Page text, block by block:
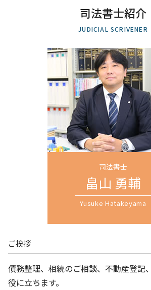
相続放棄 認められない 事例
限定承認 単純承認
定款 法務局
不動産 贈与 手続き
抵当権 抹消
不動産 売買 登記
個人再生 認可決定
債務整理 和解 成立
官報 自己破産
特定調停 裁判所
債務整理 ブラックリスト 期間
債務弁済協定 調停
任意整理 元金
司法書士 債務整理
借金 減らす 債務整理
任意整理 元本 減額
特定調停 民事再生 違い
相続登記 川口市 司法書士 相談
生前贈与 越谷市 司法書士 相談
遺言書作成 上尾市 司法書士 相談
相続登記 上尾市 司法書士 相談
遺言書作成 越谷市 司法書士 相談
任意整理 全国対応 司法書士 相談
遺言書作成 埼玉県 司法書士 相談
遺産分割協議 上尾市 司法書士 相談
不動産売買 埼玉県 司法書士 相談
商業登記 全国対応 司法書士 相談
相続登記 さいたま市 司法書士 相談
任意整理 埼玉県 司法書士 相談
個人再生 川口市 司法書士 相談
自己破産 埼玉県 司法書士 相談
司法書士紹介
JUDICIAL SCRIVENER
司法書士
畠山 勇輔
Yusuke Hatakeyama
ご挨拶
債務整理、相続のご相談、不動産登記
役に立ちます。